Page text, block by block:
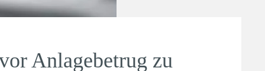
Anlagebetrug zu